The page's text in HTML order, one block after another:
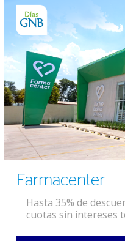
Farmacenter
Hasta 35% de
cuotas sin intereses